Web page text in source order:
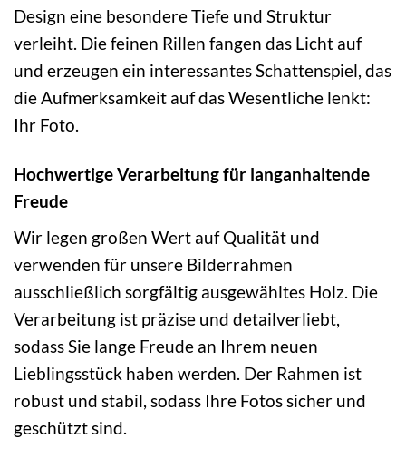
Design eine besondere Tiefe und Struktur
verleiht. Die feinen Rillen fangen das Licht auf
und erzeugen ein interessantes Schattenspiel, das
die Aufmerksamkeit auf das Wesentliche lenkt:
Ihr Foto.
Hochwertige Verarbeitung für langanhaltende
Freude
Wir legen großen Wert auf Qualität und
verwenden für unsere Bilderrahmen
ausschließlich sorgfältig ausgewähltes Holz. Die
Verarbeitung ist präzise und detailverliebt,
sodass Sie lange Freude an Ihrem neuen
Lieblingsstück haben werden. Der Rahmen ist
robust und stabil, sodass Ihre Fotos sicher und
geschützt sind.